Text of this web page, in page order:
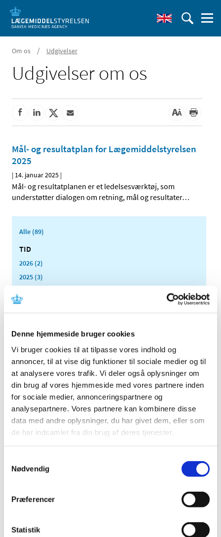
Denne hjemmeside bruger cookies
Vi bruger cookies til at tilpasse vores indhold og
annoncer, til at vise dig funktioner til sociale medier og til
at analysere vores trafik. Vi deler også oplysninger om
din brug af vores hjemmeside med vores partnere inden
for sociale medier, annonceringspartnere og
analysepartnere. Vores partnere kan kombinere disse
data med andre oplysninger, du har givet dem, eller som
de har indsamlet fra din brug af deres tjenester.
Nødvendig
Præferencer
Statistik
Om os / Udgivelser
Udgivelser om os
Mål- og resultatplan for Lægemiddelstyrelsen
2025
| 14. januar 2025 |
Mål- og resultatplanen er et ledelsesværktøj, som
understøtter dialogen om retning, mål og resultater…
Alle (89)
TID
2026 (2)
2025 (3)
januar (1)
2024 (3)
2022 (1)
2021 (1)
2020 (1)
2019 (4)
2018 (5)
2017 (7)
2014 (8)
2012 (7)